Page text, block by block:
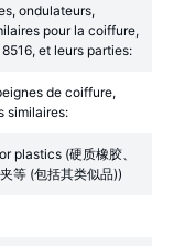
ondulateurs,
pour la coiffure,
et leurs parties:
de coiffure,
similaires:
plastics (硬质橡胶、
等 (包括其类似品))